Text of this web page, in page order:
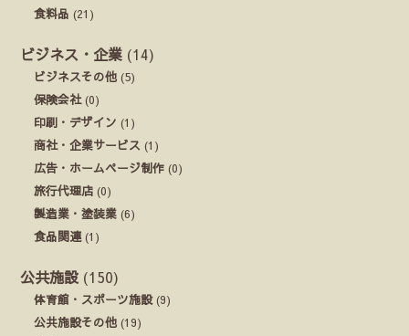
食料品 (21)
ビジネス・企業 (14)
ビジネスその他 (5)
保険会社(0)
印刷・デザイン (1)
商社・企業サービス (1)
広告・ホームページ制作 (0)
旅行代理店 (0)
製造業・塗装業 (6)
食品関連 (1)
公共施設 (150)
体育館・スポーツ施設(9)
公共施設その他 (19)